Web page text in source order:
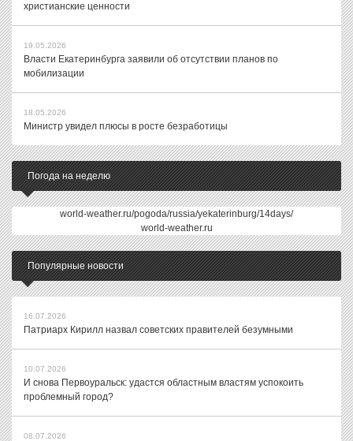
христианские ценности
19.05.2026
Власти Екатеринбурга заявили об отсутствии планов по
мобилизации
18.05.2026
Министр увидел плюсы в росте безработицы
Погода на неделю
world-weather.ru/pogoda/russia/yekaterinburg/14days/
world-weather.ru
Популярные новости
16.07.2026
Патриарх Кирилл назвал советских правителей безумными
10.07.2026
И снова Первоуральск: удастся областным властям успокоить
проблемный город?
08.07.2026